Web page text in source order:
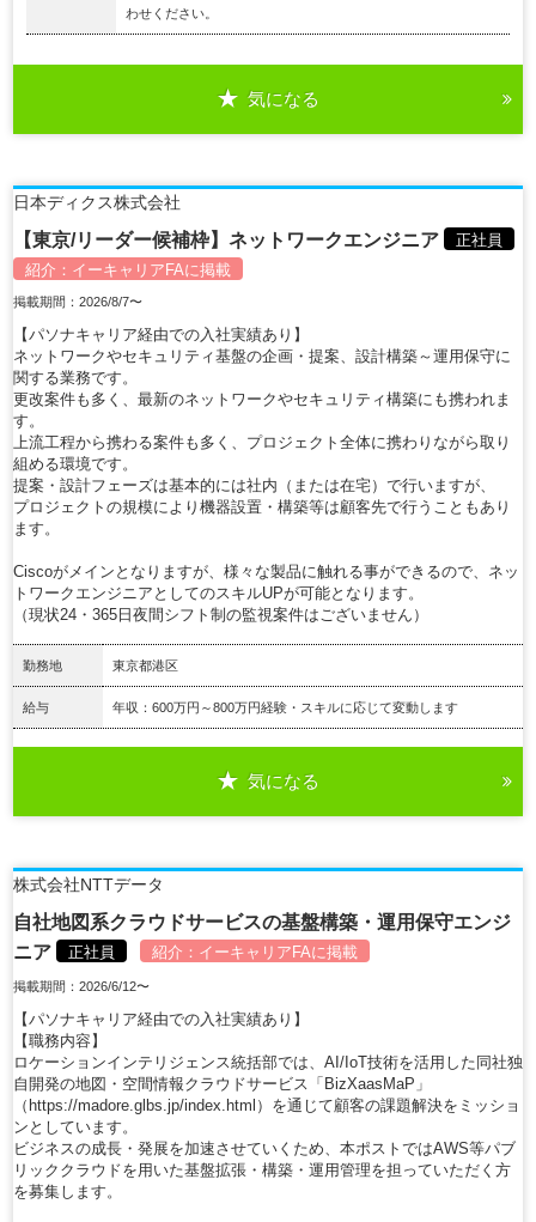
わせください。
気になる
日本ディクス株式会社
【東京/リーダー候補枠】ネットワークエンジニア
正社員
紹介： イーキャリアFAに掲載
掲載期間：2026/8/7〜
【パソナキャリア経由での入社実績あり】
ネットワークやセキュリティ基盤の企画・提案、設計構築～運用保守に
関する業務です。
更改案件も多く、最新のネットワークやセキュリティ構築にも携われま
す。
上流工程から携わる案件も多く、プロジェクト全体に携わりながら取り
組める環境です。
提案・設計フェーズは基本的には社内（または在宅）で行いますが、
プロジェクトの規模により機器設置・構築等は顧客先で行うこともあり
ます。
Ciscoがメインとなりますが、様々な製品に触れる事ができるので、ネッ
トワークエンジニアとしてのスキルUPが可能となります。
（現状24・365日夜間シフト制の監視案件はございません）
勤務地 東京都港区
給与 年収：600万円～800万円経験・スキルに応じて変動します
気になる
株式会社NTTデータ
自社地図系クラウドサービスの基盤構築・運用保守エンジ
ニア
正社員 紹介： イーキャリアFAに掲載
掲載期間：2026/6/12〜
【パソナキャリア経由での入社実績あり】
【職務内容】
ロケーションインテリジェンス統括部では、AI/IoT技術を活用した同社独
自開発の地図・空間情報クラウドサービス「BizXaasMaP」
（https://madore.glbs.jp/index.html）を通じて顧客の課題解決をミッショ
ンとしています。
ビジネスの成長・発展を加速させていくため、本ポストではAWS等パブ
リッククラウドを用いた基盤拡張・構築・運用管理を担っていただく方
を募集します。